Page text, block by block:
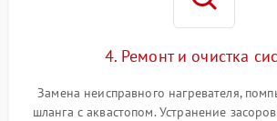
4. Ремонт и очистка
Замена неисправного нагревателя,
шланга с аквастопом. Устранение